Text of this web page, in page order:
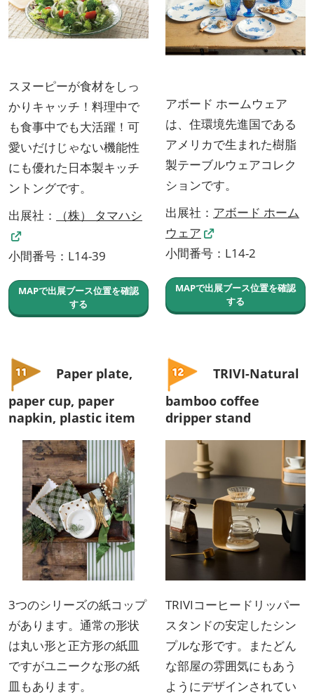
スヌーピーが食材をしっ
かりキャッチ！料理中で
も食事中でも大活躍！可
愛いだけじゃない機能性
にも優れた日本製キッチ
ントングです。
出展社：
（株） タマハシ
小間番号：L14-39
MAPで出展ブース位置を確認
する
アボード ホームウェア
は、住環境先進国である
アメリカで生まれた樹脂
製テーブルウェアコレク
ションです。
出展社： アボード ホーム
ウェア
小間番号：L14-2
MAPで出展ブース位置を確認
する
Paper plate,
paper cup, paper
napkin, plastic item
3つのシリーズの紙コップ
があります。通常の形状
は丸い形と正方形の紙皿
ですがユニークな形の紙
皿もあります。
TRIVI-Natural
bamboo coffee
dripper stand
TRIVIコーヒードリッパー
スタンドの安定したシン
プルな形です。またどん
な部屋の雰囲気にもあう
ようにデザインされてい